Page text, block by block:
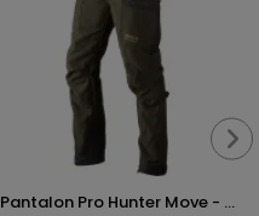
Pantalon Pro Hunter Move - ...